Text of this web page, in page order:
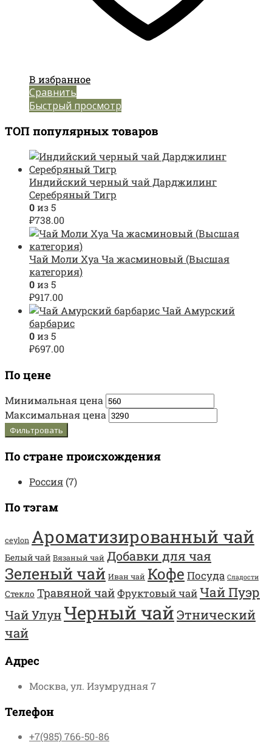
В избранное
Сравнить
Быстрый просмотр
ТОП популярных товаров
Индийский черный чай Дарджилинг
Серебряный Тигр
0из 5
₽738.00
Чай Моли Хуа Ча жасминовый (Высшая
категория)
0из 5
₽917.00
Чай Амурский
барбарис
0из 5
₽697.00
По цене
Минимальная цена
Максимальная цена
Фильтровать
По стране происхождения
Россия (7)
По тэгам
ceylon Ароматизированный чай
Белый чай Вязаный чай Добавки для чая
Зеленый чай Иван чай Кофе Посуда Сладости
Стекло Травяной чайФруктовый чайЧай Пуэр
Чай УлунЧерный чайЭтнический
чай
Адрес
Москва, ул. Изумрудная 7
Телефон
+7(985) 766-50-86